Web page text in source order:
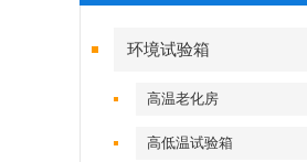
环境试验箱
高温老化房
高低温试验箱